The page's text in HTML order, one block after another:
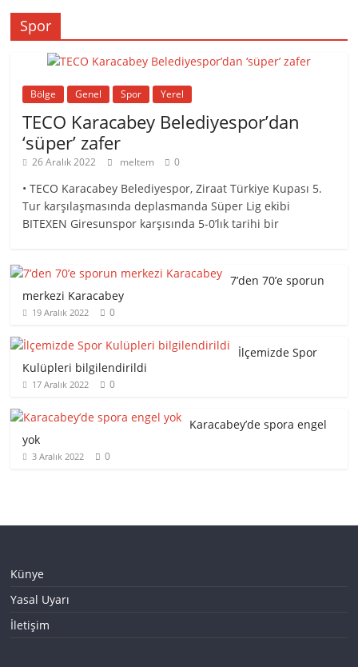
Spor
Bölge Genel Spor Yerel
TECO Karacabey Belediyespor’dan
‘süper’ zafer
26 Aralık 2022 meltem 0
• TECO Karacabey Belediyespor, Ziraat Türkiye Kupası 5.
Tur karşılaşmasında deplasmanda Süper Lig ekibi
BITEXEN Giresunspor karşısında 5-0’lık tarihi bir
7’den 70’e sporun
merkezi Karacabey
19 Aralık 2022 0
İlçemizde Spor
Kulüpleri bilgilendirildi
17 Aralık 2022 0
Karacabey’de spora engel
yok
3 Aralık 2022 0
Künye
Yasal Uyarı
İletişim